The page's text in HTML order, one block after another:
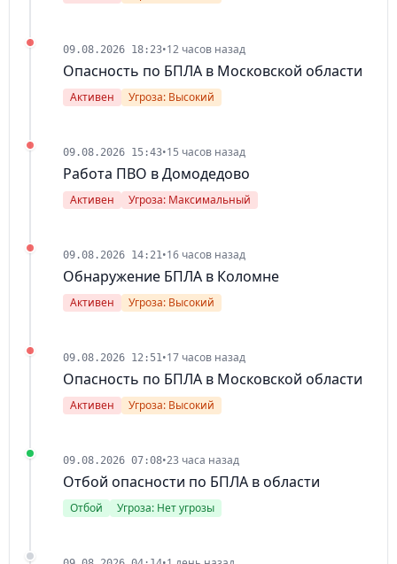
09.08.2026 18:23•12 часов назад
Опасность по БПЛА в Московской области
Активен Угроза: Высокий
09.08.2026 15:43•15 часов назад
Работа ПВО в Домодедово
Активен Угроза: Максимальный
09.08.2026 14:21•16 часов назад
Обнаружение БПЛА в Коломне
Активен Угроза: Высокий
09.08.2026 12:51•17 часов назад
Опасность по БПЛА в Московской области
Активен Угроза: Высокий
09.08.2026 07:08•23 часа назад
Отбой опасности по БПЛА в области
Отбой Угроза: Нет угрозы